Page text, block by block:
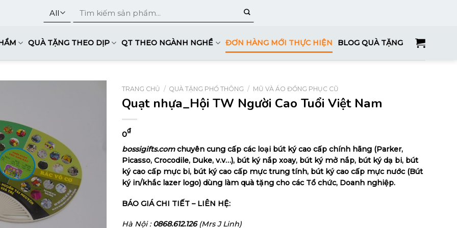
QUÀ TẶNG THEO DỊP QT THEO NGÀNH NGHỀ ĐƠN HÀNG MỚI THỰC HIỆN BLOG QUÀ TẶNG
TRANG CHỦ / QUÀ TẶNG PHỔ THÔNG / MŨ VÀ ÁO ĐỒNG PHỤC CŨ
Quạt nhựa_Hội TW Người Cao Tuổi Việt Nam
0₫
bossigifts.com chuyên cung cấp các loại bút ký cao cấp chính hãng (Parker,
Picasso, Crocodile, Duke, v.v…), bút ký nắp xoay, bút ký mở nắp, bút ký dạ bi, bút
ký cao cấp mực bi, bút ký cao cấp mực trung tính, bút ký cao cấp mực nước (Bút
ký in/khắc lazer logo) dùng làm quà tặng cho các Tổ chức, Doanh nghiệp.
BÁO GIÁ CHI TIẾT – LIÊN HỆ:
Hà Nội :0868.612.126(Mrs J Linh)